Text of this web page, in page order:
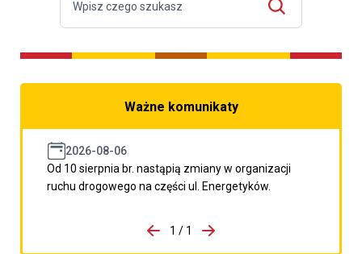
Ważne komunikaty
2026-08-06
Od 10 sierpnia br. nastąpią zmiany w organizacji
ruchu drogowego na części ul. Energetyków.
porzpedniego komunikatu
1 / 1
Przejdź do następnego